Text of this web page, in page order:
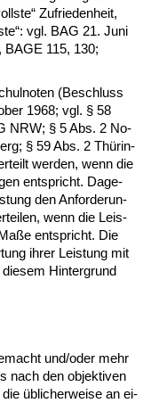
Zu­frie­den­heit,
vgl. BAG 21. Ju­ni
BA­GE 115, 130;
(Be­schluss
1968; vgl. § 58
NRW; § 5 Abs. 2 No­
§ 59 Abs. 2 Thürin­
wer­den, wenn die
ent­spricht. Da­ge­
den An­for­de­run­
wenn die Leis­
ent­spricht. Die
ih­rer Leis­tung mit
Hin­ter­grund
und/oder mehr
nach den ob­jek­ti­ven
übli­cher­wei­se an ei­